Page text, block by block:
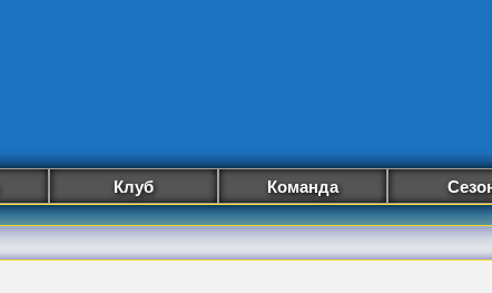
Клуб Команда